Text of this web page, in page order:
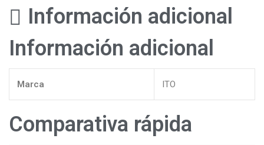
Información adicional
Información adicional
Marca ITO
Comparativa rápida